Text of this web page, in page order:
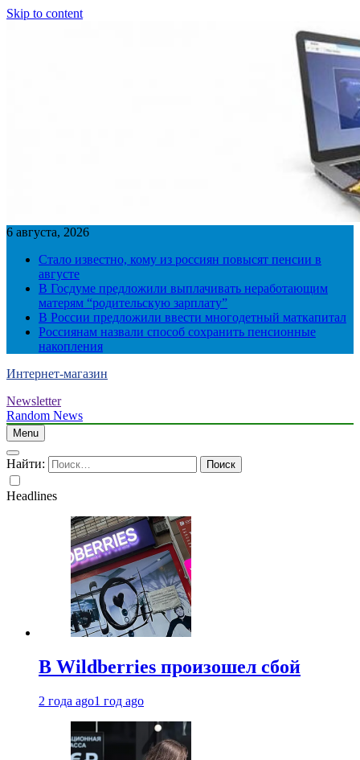
Skip to content
6 августа, 2026
Стало известно, кому из россиян повысят пенсии в
августе
В Госдуме предложили выплачивать неработающим
матерям “родительскую зарплату”
В России предложили ввести многодетный маткапитал
Россиянам назвали способ сохранить пенсионные
накопления
Интернет-магазин
Newsletter
Random News
Menu
Найти:
Headlines
В Wildberries произошел сбой
2 года ago1 год ago